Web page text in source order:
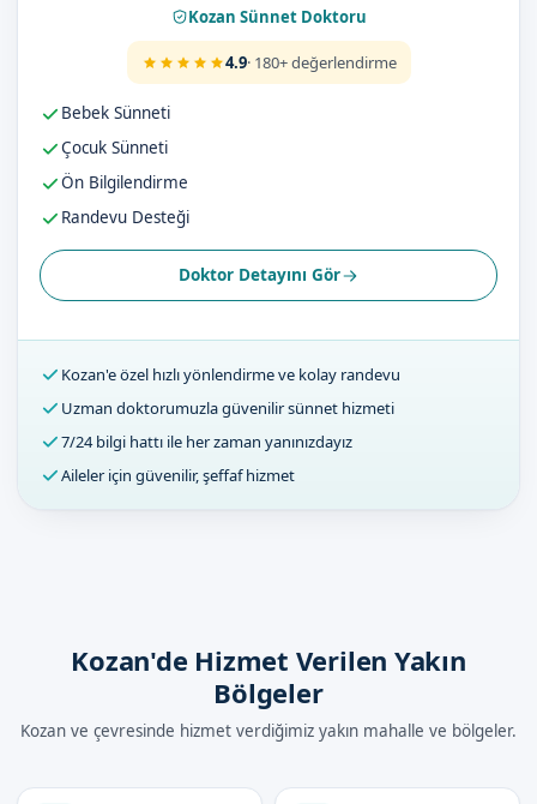
Kozan Sünnet Doktoru
4.9· 180+ değerlendirme
Bebek Sünneti
Çocuk Sünneti
Ön Bilgilendirme
Randevu Desteği
Doktor Detayını Gör
Kozan'e özel hızlı yönlendirme ve kolay randevu
Uzman doktorumuzla güvenilir sünnet hizmeti
7/24 bilgi hattı ile her zaman yanınızdayız
Aileler için güvenilir, şeffaf hizmet
Kozan'de Hizmet Verilen Yakın
Bölgeler
Kozan ve çevresinde hizmet verdiğimiz yakın mahalle ve bölgeler.